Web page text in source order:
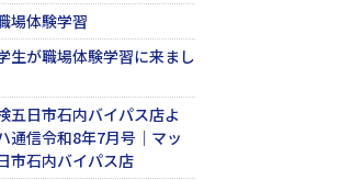
場体験学習
生が職場体験学習に来まし
五日市石内バイパス店よ
信令和8年7月号｜マッ
市石内バイパス店